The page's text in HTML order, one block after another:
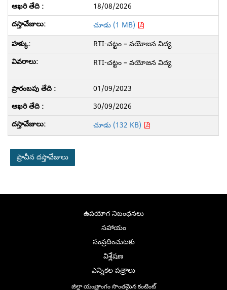
18/08/2026
చూడు (1 MB)
RTI-చట్టం – వయోజన విద్య
RTI-చట్టం – వయోజన విద్య
01/09/2023
30/09/2026
చూడు (132 KB)
ప్రాచీన దస్తావేజులు
ఉపయోగ నిబంధనలు
సహాయం
సంప్రదించుటకు
విశ్లేషణ
ఎన్నికల పత్రాలు
జిల్లా యంత్రాంగం సొంతమైన కంటెంట్